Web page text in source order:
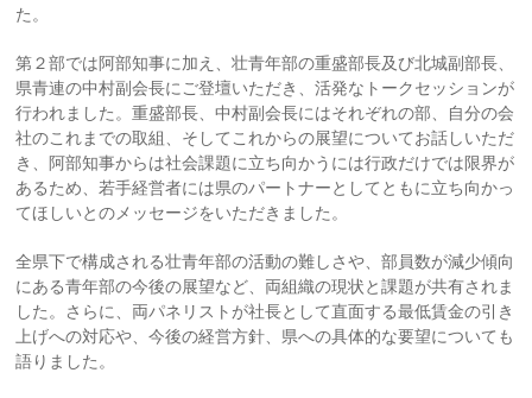
た。
第２部では阿部知事に加え、壮青年部の重盛部長及び北城副部長、
県青連の中村副会長にご登壇いただき、活発なトークセッションが
行われました。重盛部長、中村副会長にはそれぞれの部、自分の会
社のこれまでの取組、そしてこれからの展望についてお話しいただ
き、阿部知事からは社会課題に立ち向かうには行政だけでは限界が
あるため、若手経営者には県のパートナーとしてともに立ち向かっ
てほしいとのメッセージをいただきました。
全県下で構成される壮青年部の活動の難しさや、部員数が減少傾向
にある青年部の今後の展望など、両組織の現状と課題が共有されま
した。さらに、両パネリストが社長として直面する最低賃金の引き
上げへの対応や、今後の経営方針、県への具体的な要望についても
語りました。